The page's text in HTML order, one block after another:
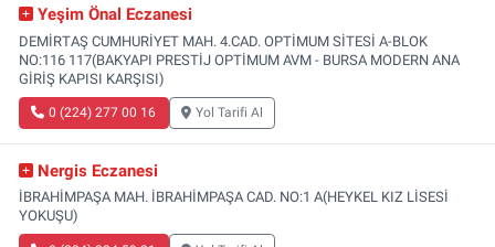
Yeşim Önal Eczanesi
DEMİRTAŞ CUMHURİYET MAH. 4.CAD. OPTİMUM SİTESİ A-BLOK
NO:116 117(BAKYAPI PRESTİJ OPTİMUM AVM - BURSA MODERN ANA
GİRİŞ KAPISI KARŞISI)
0 (224) 277 00 16 Yol Tarifi Al
Nergis Eczanesi
İBRAHİMPAŞA MAH. İBRAHİMPAŞA CAD. NO:1 A(HEYKEL KIZ LİSESİ
YOKUŞU)